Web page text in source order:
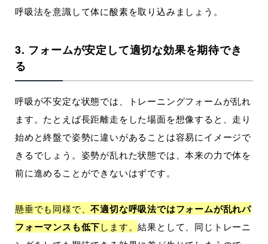
呼吸法を意識して体に酸素を取り込みましょう。
3. フォームが安定して適切な効果を期待でき
る
呼吸が不安定な状態では、トレーニングフォームが乱れ
ます。たとえば長距離走をした場面を想像すると、走り
始めと終盤で姿勢に違いがあることは容易にイメージで
きるでしょう。姿勢が乱れた状態では、本来の力で体を
前に進めることができないはずです。
懸垂でも同様で、不適切な呼吸法ではフォームが乱れパ
フォーマンスも低下します。結果として、同じトレーニ